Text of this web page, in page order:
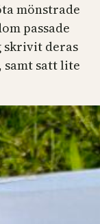
mönstrade
passade
skrivit deras
samt satt lite